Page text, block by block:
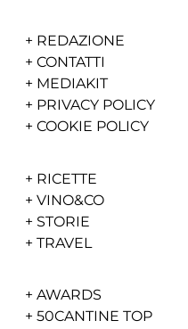
+ REDAZIONE
+ CONTATTI
+ MEDIAKIT
+ PRIVACY POLICY
+ COOKIE POLICY
+ RICETTE
+ VINO&CO
+ STORIE
+ TRAVEL
+ AWARDS
+ 50CANTINE TOP